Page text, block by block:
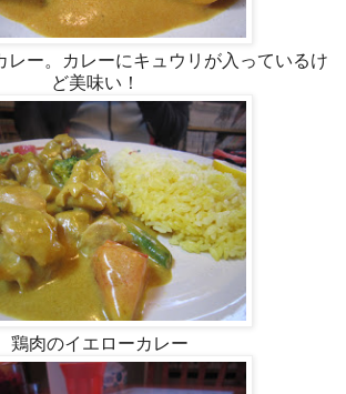
レー。カレーにキュウリが入っているけ
ど美味い！
鶏肉のイエローカレー